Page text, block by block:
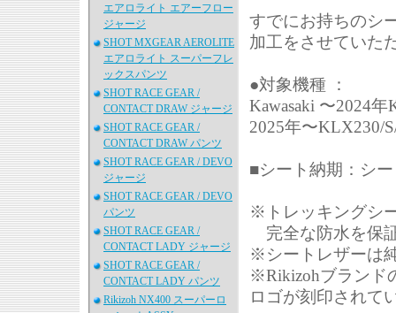
エアロライト エアーフロー
ジャージ
SHOT MXGEAR AEROLITE
エアロライト スーパーフレ
ックスパンツ
SHOT RACE GEAR /
CONTACT DRAW ジャージ
SHOT RACE GEAR /
CONTACT DRAW パンツ
SHOT RACE GEAR / DEVO
ジャージ
SHOT RACE GEAR / DEVO
パンツ
SHOT RACE GEAR /
CONTACT LADY ジャージ
SHOT RACE GEAR /
CONTACT LADY パンツ
Rikizoh NX400 スーパーロ
すでにお持ちのシ
加工をさせていた
●対象機種 ：
Kawasaki 〜2024
2025年〜KLX230/
■シート納期：シ
※トレッキングシ
完全な防水を保
※シートレザーは
※Rikizohブランド
ロゴが刻印されて